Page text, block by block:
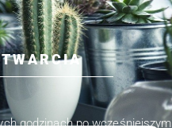
godzinach po wcześniejszym